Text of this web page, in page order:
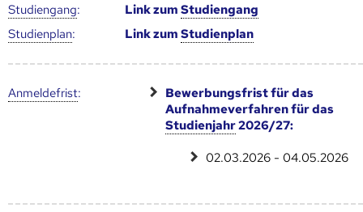
Studien­gang: Link zumStudien­gang
Studien­plan: Link zumStudien­plan
Anmelde­frist:
Bewerbungsfrist für das
Aufnahmeverfahren für das
Studienjahr2026/27:
02.03.2026 - 04.05.2026